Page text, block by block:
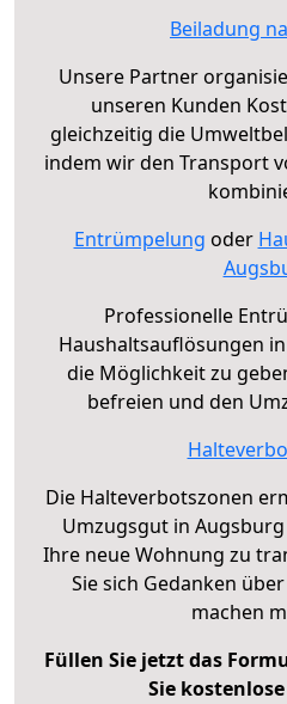
Beiladung
Unsere Partner
unseren Kunden
gleichzeitig die
indem wir den Transport
Entrümpelung oder
Professionelle
Haushaltsauflösungen
die Möglichkeit zu
befreien und den
Die Halteverbotszonen
Umzugsgut in
Ihre neue Wohnung zu
Sie sich Gedanken
machen
Füllen Sie jetzt das
Sie